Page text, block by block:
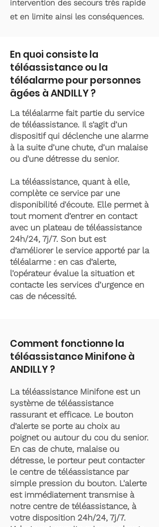
intervention des secours très rapide
et en limite ainsi les conséquences.
En quoi consiste la
téléassistance ou la
téléalarme pour personnes
âgées à ANDILLY ?
La téléalarme fait partie du service
de téléassistance. Il s’agit d’un
dispositif qui déclenche une alarme
à la suite d’une chute, d’un malaise
ou d'une détresse du senior.
La téléassistance, quant à elle,
complète ce service par une
disponibilité d'écoute. Elle permet à
tout moment d’entrer en contact
avec un plateau de téléassistance
24h/24, 7j/7. Son but est
d’améliorer le service apporté par la
téléalarme : en cas d’alerte,
l’opérateur évalue la situation et
contacte les services d’urgence en
cas de nécessité.
Comment fonctionne la
téléassistance Minifone à
ANDILLY ?
La téléassistance Minifone est un
système de téléassistance
rassurant et efficace. Le bouton
d’alerte se porte au choix au
poignet ou autour du cou du senior.
En cas de chute, malaise ou
détresse, le porteur peut contacter
le centre de téléassistance par
simple pression du bouton. L'alerte
est immédiatement transmise à
notre centre de téléassistance, à
votre disposition 24h/24, 7j/7.